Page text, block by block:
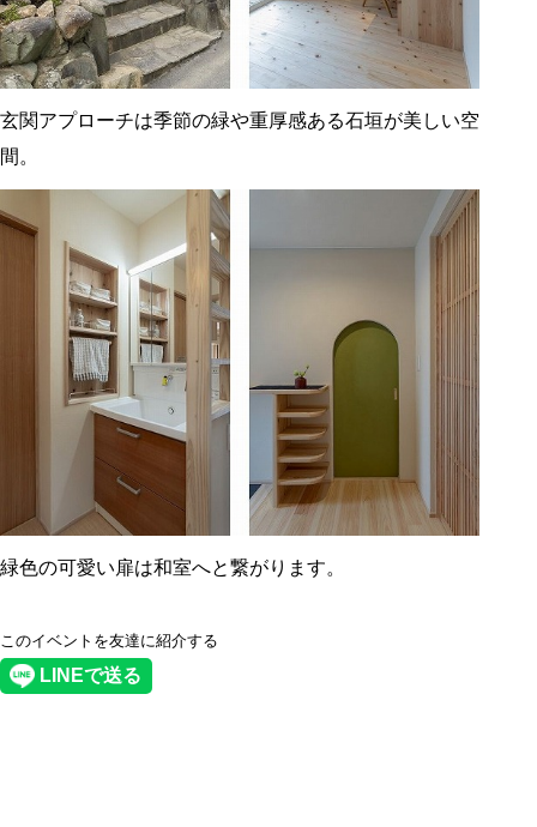
玄関アプローチは季節の緑や重厚感ある石垣が美しい空
間。
緑色の可愛い扉は和室へと繋がります。
このイベントを友達に紹介する